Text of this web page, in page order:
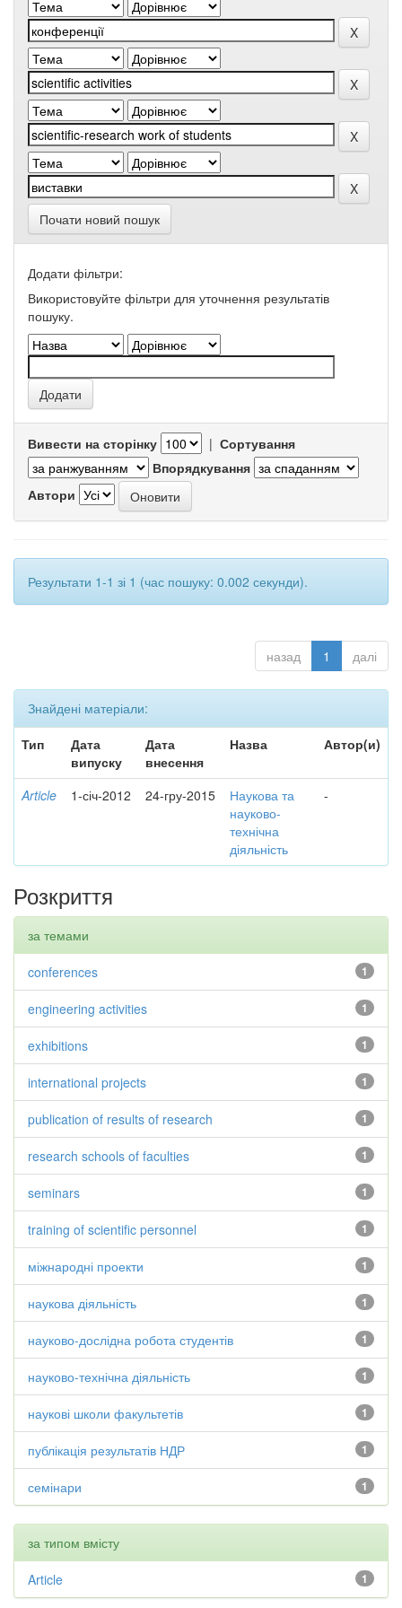
Почати новий пошук
Додати фільтри:
Використовуйте фільтри для уточнення результатів
пошуку.
Вивести на сторінку | Сортування
Впорядкування
Автори
Результати 1-1 зі 1 (час пошуку: 0.002 секунди).
назад 1 далі
Знайдені матеріали:
Тип
Дата
випуску
Дата
внесення
Назва Автор(и)
Article 1-січ-2012 24-гру-2015
Наукова та
науково-
технічна
діяльність
-
Розкриття
за темами
1
conferences
1
engineering activities
1
exhibitions
1
international projects
1
publication of results of research
1
research schools of faculties
1
seminars
1
training of scientific personnel
1
міжнародні проекти
1
наукова діяльність
1
науково-дослідна робота студентів
1
науково-технічна діяльність
1
наукові школи факультетів
1
публікація результатів НДР
1
семінари
за типом вмісту
1
Article